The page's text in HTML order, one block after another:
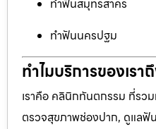
ทำฟันสมุทรสาคร
ทำฟันนครปฐม
ทำไมบริการของเรา
เราคือ คลินิกทันตกรรม ที่รว
ตรวจสุขภาพช่องปาก, ดูแล